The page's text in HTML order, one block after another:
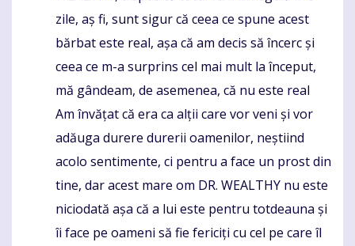
zile, aș fi, sunt sigur că ceea ce spune acest
bărbat este real, așa că am decis să încerc și
ceea ce m-a surprins cel mai mult la început,
mă gândeam, de asemenea, că nu este real
Am învățat că era ca alții care vor veni și vor
adăuga durere durerii oamenilor, neștiind
acolo sentimente, ci pentru a face un prost din
tine, dar acest mare om DR. WEALTHY nu este
niciodată așa că a lui este pentru totdeauna și
îi face pe oameni să fie fericiți cu cel pe care îl